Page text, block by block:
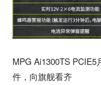
MPG Ai1300TS
件，向旗舰看齐